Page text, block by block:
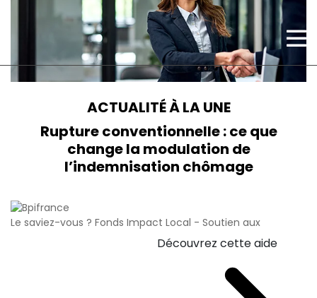
ACTUALITÉ À LA UNE
Rupture conventionnelle : ce que
change la modulation de
l’indemnisation chômage
Le saviez-vous ? Fonds Impact Local - Soutien aux
Découvrez cette aide